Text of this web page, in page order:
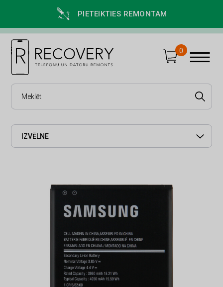
PIETEIKTIES REMONTAM
0
IZVĒLNE